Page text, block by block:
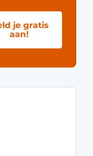
je gratis
aan!